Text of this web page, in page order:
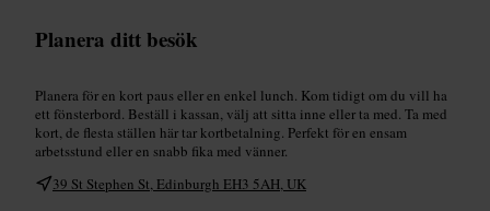
Planera ditt besök
Planera för en kort paus eller en enkel lunch. Kom tidigt om du vill ha
ett fönsterbord. Beställ i kassan, välj att sitta inne eller ta med. Ta med
kort, de flesta ställen här tar kortbetalning. Perfekt för en ensam
arbetsstund eller en snabb fika med vänner.
39 St Stephen St, Edinburgh EH3 5AH, UK